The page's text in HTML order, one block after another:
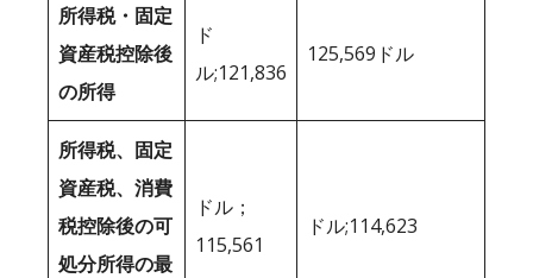
所得税・固定
資産税控除後
の所得
ド
ル;121,836
125,569ドル
所得税、固定
資産税、消費
税控除後の可
処分所得の最
ドル；
115,561
ドル;114,623